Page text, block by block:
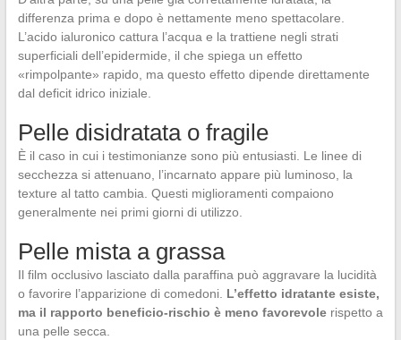
differenza prima e dopo è nettamente meno spettacolare.
L’acido ialuronico cattura l’acqua e la trattiene negli strati
superficiali dell’epidermide, il che spiega un effetto
«rimpolpante» rapido, ma questo effetto dipende direttamente
dal deficit idrico iniziale.
Pelle disidratata o fragile
È il caso in cui i testimonianze sono più entusiasti. Le linee di
secchezza si attenuano, l’incarnato appare più luminoso, la
texture al tatto cambia. Questi miglioramenti compaiono
generalmente nei primi giorni di utilizzo.
Pelle mista a grassa
Il film occlusivo lasciato dalla paraffina può aggravare la lucidità
o favorire l’apparizione di comedoni. L’effetto idratante esiste,
ma il rapporto beneficio-rischio è meno favorevolerispetto a
una pelle secca.